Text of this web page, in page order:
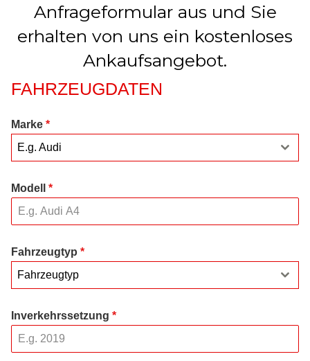
Anfrageformular aus und Sie
erhalten von uns ein kostenloses
Ankaufsangebot.
FAHRZEUGDATEN
Marke *
E.g. Audi
Modell *
Fahrzeugtyp *
Fahrzeugtyp
Inverkehrssetzung *